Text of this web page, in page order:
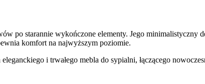
po starannie wykończone elementy. Jego minimalistyczny
komfort na najwyższym poziomie.
i trwałego mebla do sypialni, łączącego